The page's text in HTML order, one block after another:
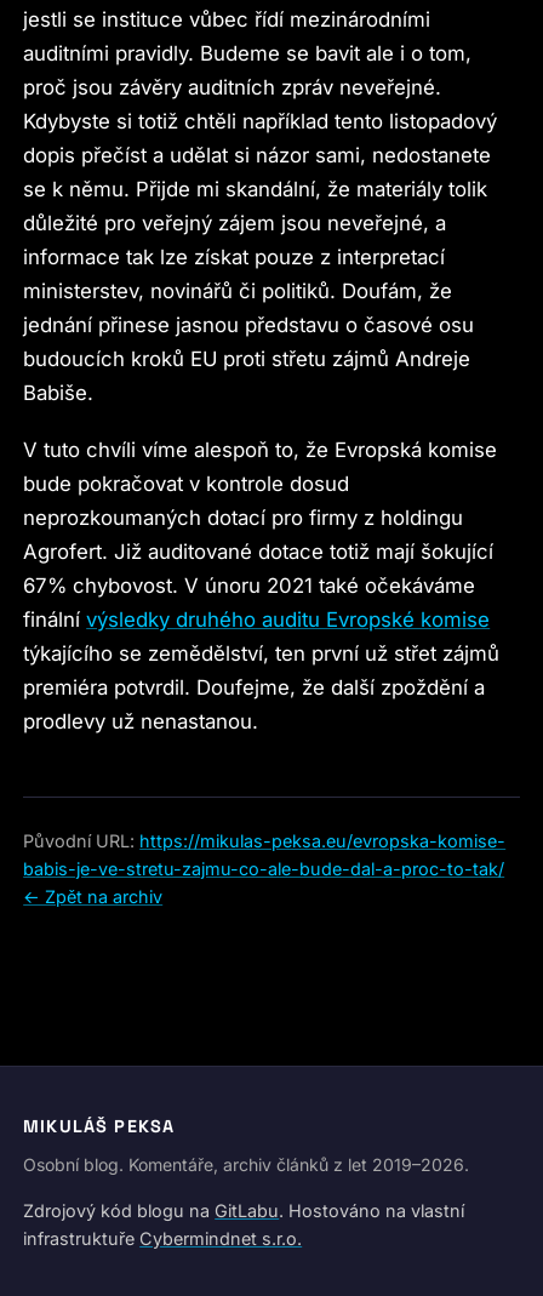
jestli se instituce vůbec řídí mezinárodními
auditními pravidly. Budeme se bavit ale i o tom,
proč jsou závěry auditních zpráv neveřejné.
Kdybyste si totiž chtěli například tento listopadový
dopis přečíst a udělat si názor sami, nedostanete
se k němu. Přijde mi skandální, že materiály tolik
důležité pro veřejný zájem jsou neveřejné, a
informace tak lze získat pouze z interpretací
ministerstev, novinářů či politiků. Doufám, že
jednání přinese jasnou představu o časové osu
budoucích kroků EU proti střetu zájmů Andreje
Babiše.
V tuto chvíli víme alespoň to, že Evropská komise
bude pokračovat v kontrole dosud
neprozkoumaných dotací pro firmy z holdingu
Agrofert. Již auditované dotace totiž mají šokující
67% chybovost. V únoru 2021 také očekáváme
finálnívýsledky druhého auditu Evropské komise
týkajícího se zemědělství, ten první už střet zájmů
premiéra potvrdil. Doufejme, že další zpoždění a
prodlevy už nenastanou.
Původní URL: https://mikulas-peksa.eu/evropska-komise-
babis-je-ve-stretu-zajmu-co-ale-bude-dal-a-proc-to-tak/
← Zpět na archiv
MIKULÁŠ PEKSA
Osobní blog. Komentáře, archiv článků z let 2019–2026.
Zdrojový kód blogu na GitLabu. Hostováno na vlastní
infrastruktuře Cybermindnet s.r.o.